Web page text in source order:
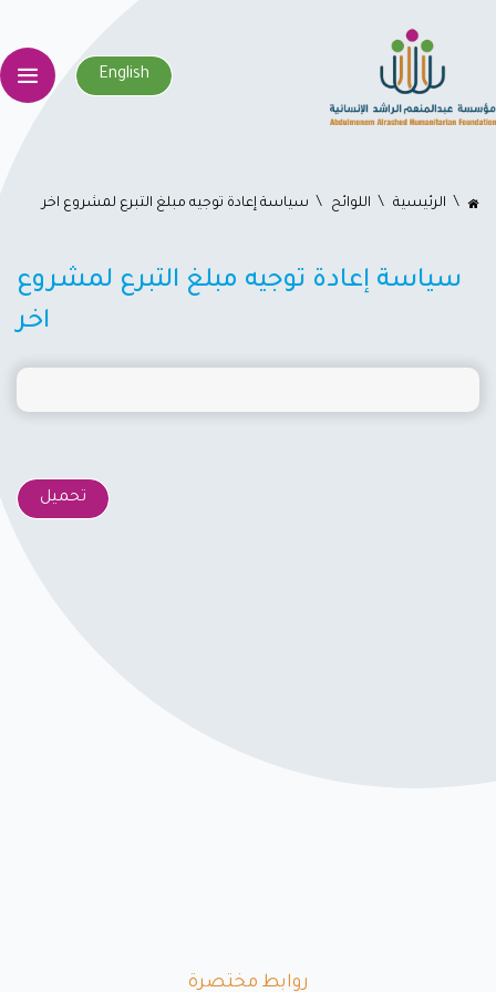
English
اﻟﺮﺋﻴﺴﻴﺔ اللوائح سياسة إعادة توجيه مبلغ التبرع لمشروع اخر
سياسة إعادة توجيه مبلغ التبرع لمشروع
اخر
تحميل
روابط مختصرة